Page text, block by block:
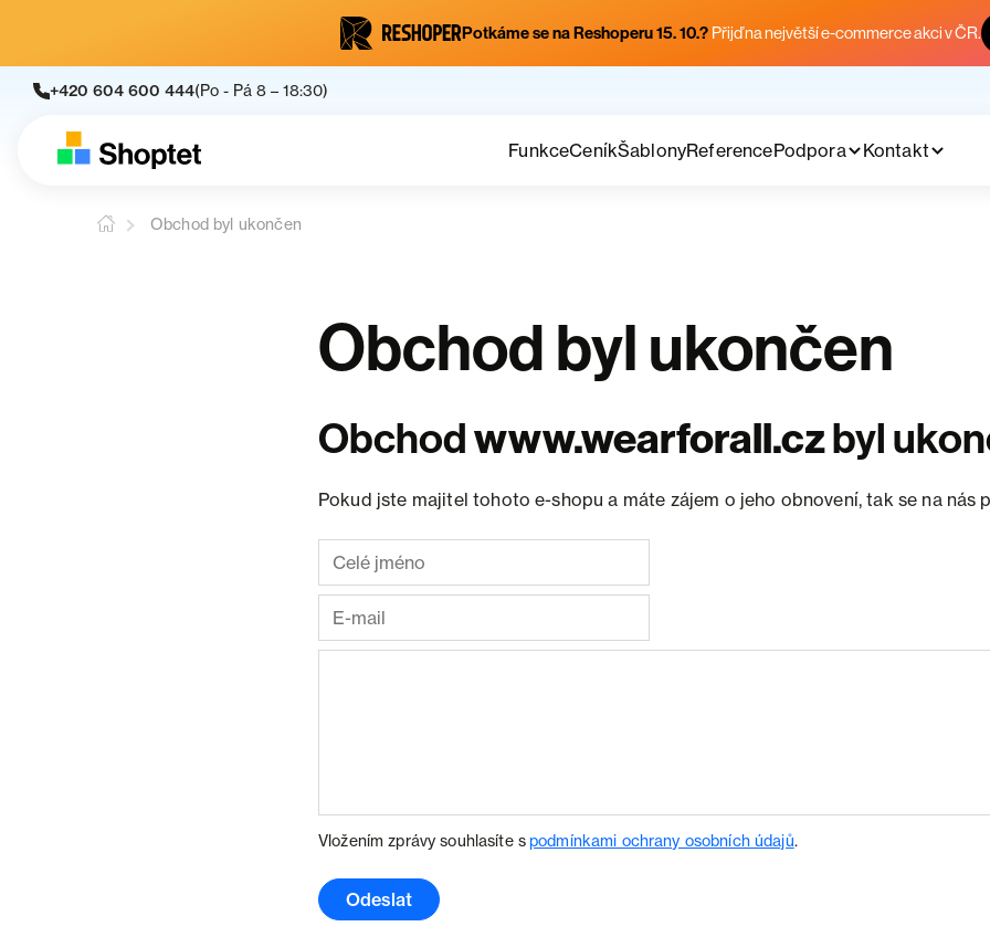
Potkáme se na Reshoperu 15. 10.? Přijď na největší e-commerce akci v ČR.
+420 604 600 444(Po - Pá 8 – 18:30)
FunkceCeníkŠablonyReferencePodpora Kontakt
Obchod byl ukončen
Obchod byl ukončen
Obchodwww.wearforall.czbyl
Pokud jste majitel tohoto e-shopu a máte zájem o jeho obnovení, tak se na nás
Vložením zprávy souhlasíte spodmínkami ochrany osobních údajů.
Odeslat